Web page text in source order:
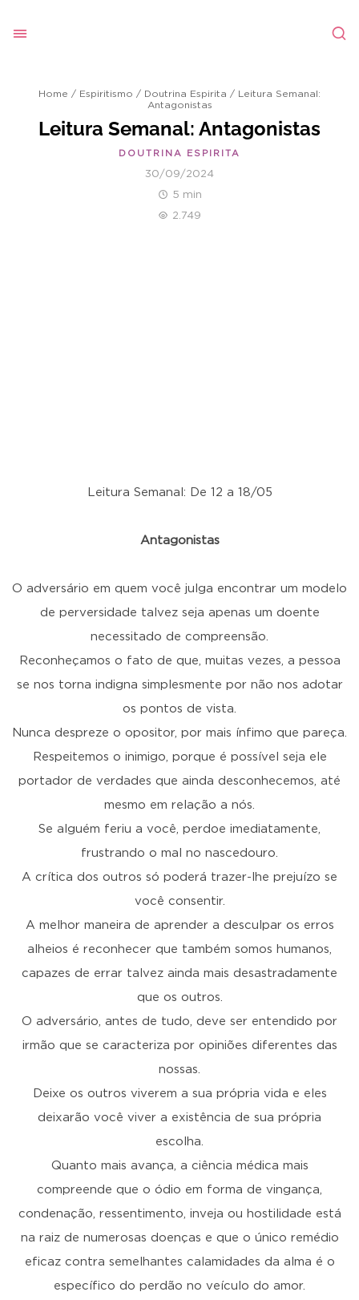
Home / Espiritismo / Doutrina Espirita / Leitura Semanal:
Antagonistas
Leitura Semanal: Antagonistas
DOUTRINA ESPIRITA
30/09/2024
5 min
2.749
Leitura Semanal: De 12 a 18/05
Antagonistas
O adversário em quem você julga encontrar um modelo
de perversidade talvez seja apenas um doente
necessitado de compreensão.
Reconheçamos o fato de que, muitas vezes, a pessoa
se nos torna indigna simplesmente por não nos adotar
os pontos de vista.
Nunca despreze o opositor, por mais ínfimo que pareça.
Respeitemos o inimigo, porque é possível seja ele
portador de verdades que ainda desconhecemos, até
mesmo em relação a nós.
Se alguém feriu a você, perdoe imediatamente,
frustrando o mal no nascedouro.
A crítica dos outros só poderá trazer-lhe prejuízo se
você consentir.
A melhor maneira de aprender a desculpar os erros
alheios é reconhecer que também somos humanos,
capazes de errar talvez ainda mais desastradamente
que os outros.
O adversário, antes de tudo, deve ser entendido por
irmão que se caracteriza por opiniões diferentes das
nossas.
Deixe os outros viverem a sua própria vida e eles
deixarão você viver a existência de sua própria
escolha.
Quanto mais avança, a ciência médica mais
compreende que o ódio em forma de vingança,
condenação, ressentimento, inveja ou hostilidade está
na raiz de numerosas doenças e que o único remédio
eficaz contra semelhantes calamidades da alma é o
específico do perdão no veículo do amor.